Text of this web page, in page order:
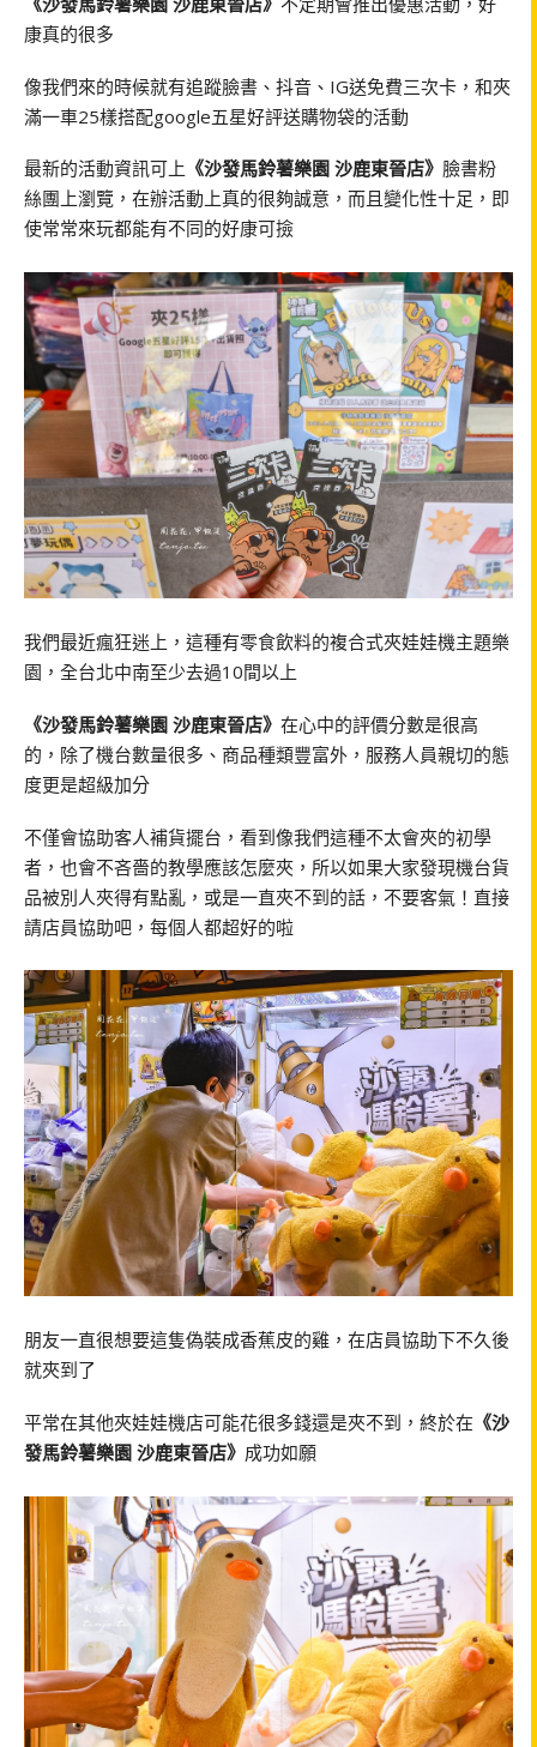
康真的很多
像我們來的時候就有追蹤臉書、抖音、IG送免費三次卡，和夾
滿一車25樣搭配google五星好評送購物袋的活動
最新的活動資訊可上 《沙發馬鈴薯樂園 沙鹿東晉店》 臉書粉
絲團上瀏覽，在辦活動上真的很夠誠意，而且變化性十足，即
使常常來玩都能有不同的好康可撿
我們最近瘋狂迷上，這種有零食飲料的複合式夾娃娃機主題樂
園，全台北中南至少去過10間以上
《沙發馬鈴薯樂園 沙鹿東晉店》 在心中的評價分數是很高
的，除了機台數量很多、商品種類豐富外，服務人員親切的態
度更是超級加分
不僅會協助客人補貨擺台，看到像我們這種不太會夾的初學
者，也會不吝嗇的教學應該怎麼夾，所以如果大家發現機台貨
品被別人夾得有點亂，或是一直夾不到的話，不要客氣！直接
請店員協助吧，每個人都超好的啦
朋友一直很想要這隻偽裝成香蕉皮的雞，在店員協助下不久後
就夾到了
平常在其他夾娃娃機店可能花很多錢還是夾不到，終於在 《沙
發馬鈴薯樂園 沙鹿東晉店》 成功如願